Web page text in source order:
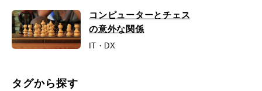
コンピューターとチェス
の意外な関係
IT・DX
タグから探す